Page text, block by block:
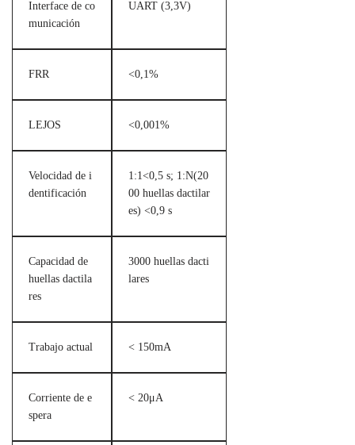
Interface de co
municación
UART (3,3V)
FRR <0,1%
LEJOS <0,001%
Velocidad de i
dentificación
1:1<0,5 s; 1:N(20
00 huellas dactilar
es) <0,9 s
Capacidad de
huellas dactila
res
3000 huellas dacti
lares
Trabajo actual < 150mA
Corriente de e
spera
< 20μA